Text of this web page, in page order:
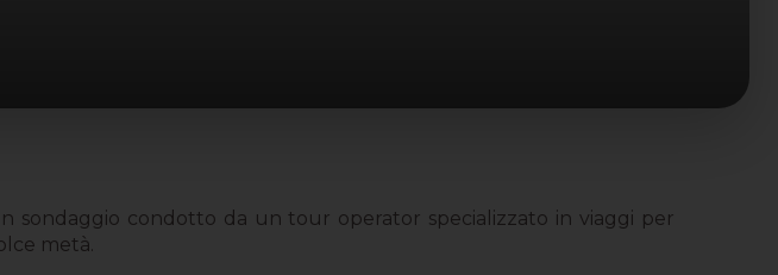
sondaggio condotto da un tour operator specializzato in viaggi per
metà.